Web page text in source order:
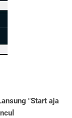
"Start aja